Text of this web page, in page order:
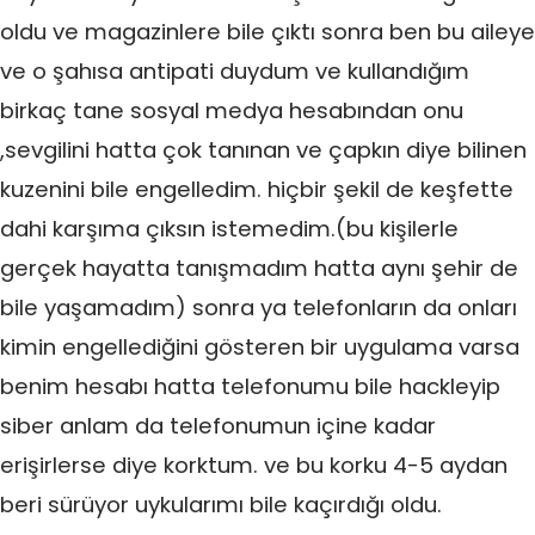
oldu ve magazinlere bile çıktı sonra ben bu aileye
ve o şahısa antipati duydum ve kullandığım
birkaç tane sosyal medya hesabından onu
,sevgilini hatta çok tanınan ve çapkın diye bilinen
kuzenini bile engelledim. hiçbir şekil de keşfette
dahi karşıma çıksın istemedim.(bu kişilerle
gerçek hayatta tanışmadım hatta aynı şehir de
bile yaşamadım) sonra ya telefonların da onları
kimin engellediğini gösteren bir uygulama varsa
benim hesabı hatta telefonumu bile hackleyip
siber anlam da telefonumun içine kadar
erişirlerse diye korktum. ve bu korku 4-5 aydan
beri sürüyor uykularımı bile kaçırdığı oldu.